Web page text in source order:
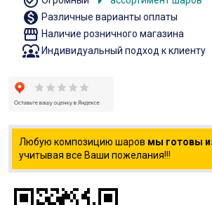
monetization_on Различные варианты оплаты
storefront Наличие розничного магазина
diversity_1Индивидуальный подход к клиенту
Любую композицию шаров мы готовы
учитывая все Ваши пожелания!!!